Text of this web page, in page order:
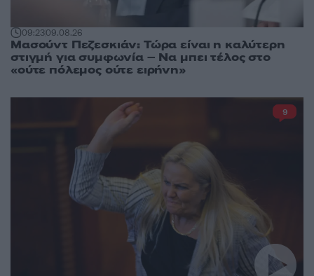
09:2309.08.26
Μασούντ Πεζεσκιάν: Τώρα είναι η καλύτερη
στιγμή για συμφωνία – Να μπει τέλος στο
«ούτε πόλεμος ούτε ειρήνη»
9